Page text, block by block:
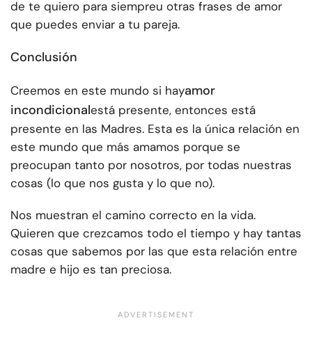
de te quiero para siempreu otras frases de amor
que puedes enviar a tu pareja.
Conclusión
Creemos en este mundo si hayamor
incondicionalestá presente, entonces está
presente en las Madres. Esta es la única relación en
este mundo que más amamos porque se
preocupan tanto por nosotros, por todas nuestras
cosas (lo que nos gusta y lo que no).
Nos muestran el camino correcto en la vida.
Quieren que crezcamos todo el tiempo y hay tantas
cosas que sabemos por las que esta relación entre
madre e hijo es tan preciosa.